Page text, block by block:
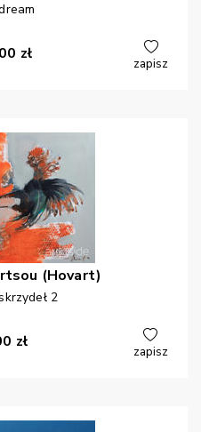
zł
zapisz
(Hovart)
2
zł
zapisz